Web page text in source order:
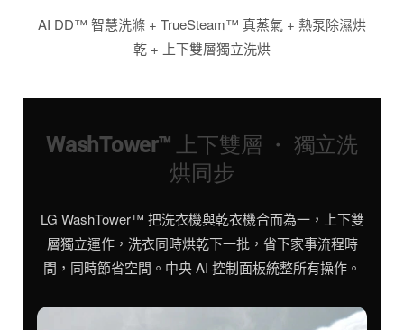
AI DD™ 智慧洗滌 + TrueSteam™ 真蒸氣 + 熱泵除濕烘
乾 + 上下雙層獨立洗烘
WashTower™ 上下雙層 ・ 獨立洗
烘同步
LG WashTower™ 把洗衣機與乾衣機合而為一，上下雙
層獨立運作，洗衣同時烘乾下一批，省下家事流程時
間，同時節省空間。中央 AI 控制面板統整所有操作。